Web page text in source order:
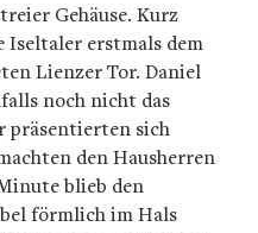
Gehäuse. Kurz
Iseltaler erstmals dem
Lienzer Tor. Daniel
noch nicht das
präsentierten sich
den Hausherren
blieb den
förmlich im Hals